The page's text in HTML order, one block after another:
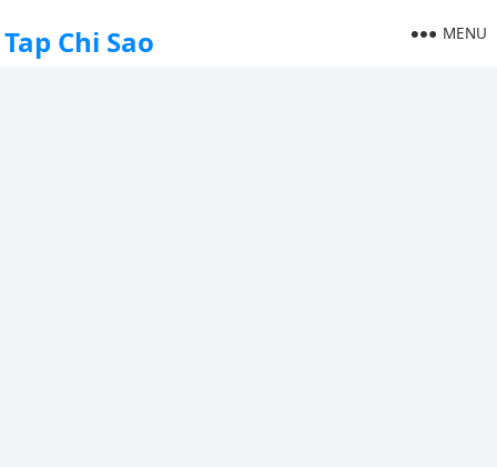
Tap Chi Sao MENU